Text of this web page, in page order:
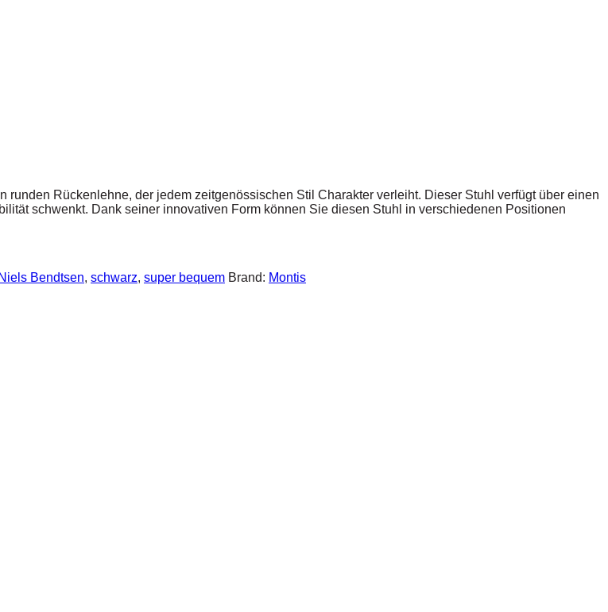
Rückenlehne, der jedem zeitgenössischen Stil Charakter verleiht. Dieser Stuhl verfügt über einen
schwenkt. Dank seiner innovativen Form können Sie diesen Stuhl in verschiedenen Positionen
Niels Bendtsen, schwarz, super bequem Brand: Montis